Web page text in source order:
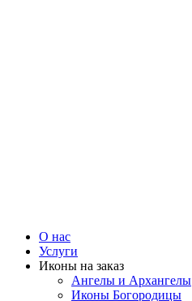
О нас
Услуги
Иконы на заказ
Ангелы и Архангелы
Иконы Богородицы